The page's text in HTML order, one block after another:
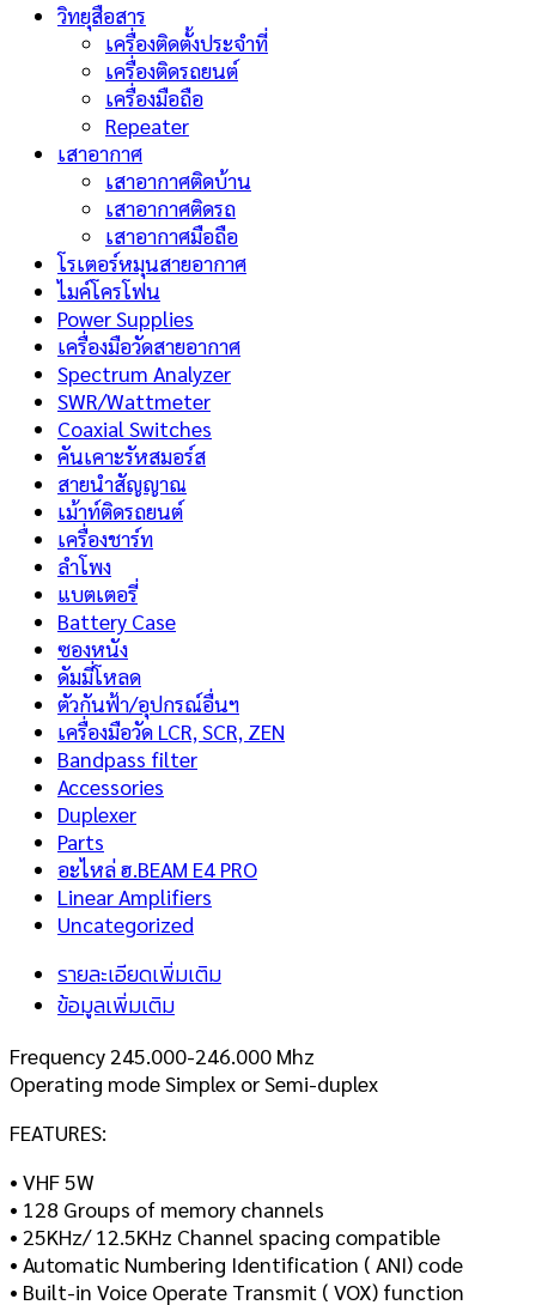
วิทยุสือสาร
เครื่องติดตั้งประจำที่
เครื่องติดรถยนต์
เครื่องมือถือ
Repeater
เสาอากาศ
เสาอากาศติดบ้าน
เสาอากาศติดรถ
เสาอากาศมือถือ
โรเตอร์หมุนสายอากาศ
ไมค์โครโฟน
Power Supplies
เครื่องมือวัดสายอากาศ
Spectrum Analyzer
SWR/Wattmeter
Coaxial Switches
คันเคาะรัหสมอร์ส
สายนำสัญญาณ
เม้าท์ติดรถยนต์
เครื่องชาร์ท
ลำโพง
แบตเตอรี่
Battery Case
ซองหนัง
ดัมมี่โหลด
ตัวกันฟ้า/อุปกรณ์อื่นฯ
เครื่องมือวัด LCR, SCR, ZEN
Bandpass filter
Accessories
Duplexer
Parts
อะไหล่ ฮ.BEAM E4 PRO
Linear Amplifiers
Uncategorized
รายละเอียดเพิ่มเติม
ข้อมูลเพิ่มเติม
Frequency 245.000-246.000 Mhz
Operating mode Simplex or Semi-duplex
FEATURES:
• VHF 5W
• 128 Groups of memory channels
• 25KHz/ 12.5KHz Channel spacing compatible
• Automatic Numbering Identification ( ANI) code
• Built-in Voice Operate Transmit ( VOX) function